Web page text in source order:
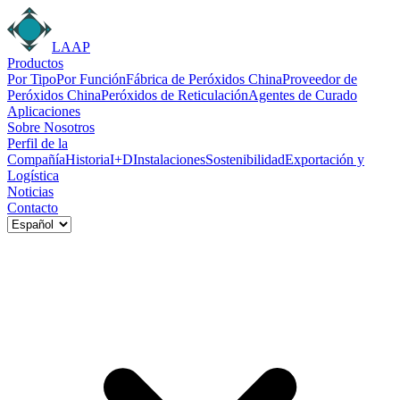
LAAP
Productos
Por TipoPor FunciónFábrica de Peróxidos ChinaProveedor de
Peróxidos ChinaPeróxidos de ReticulaciónAgentes de Curado
Aplicaciones
Sobre Nosotros
Perfil de la
CompañíaHistoriaI+DInstalacionesSostenibilidadExportación y
Logística
Noticias
Contacto